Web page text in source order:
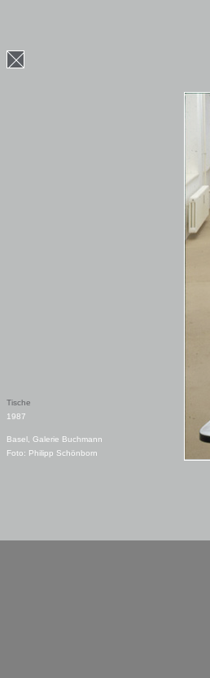
Tische
1987
Basel, Galerie Buchmann
Foto: Philipp Schönborn